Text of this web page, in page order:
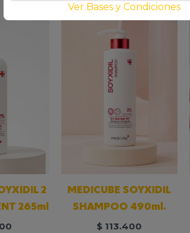
2
265ml
MEDICUBE SOYXIDIL
SHAMPOO 490ml.
$ 113.400
Ver Bases y Condiciones